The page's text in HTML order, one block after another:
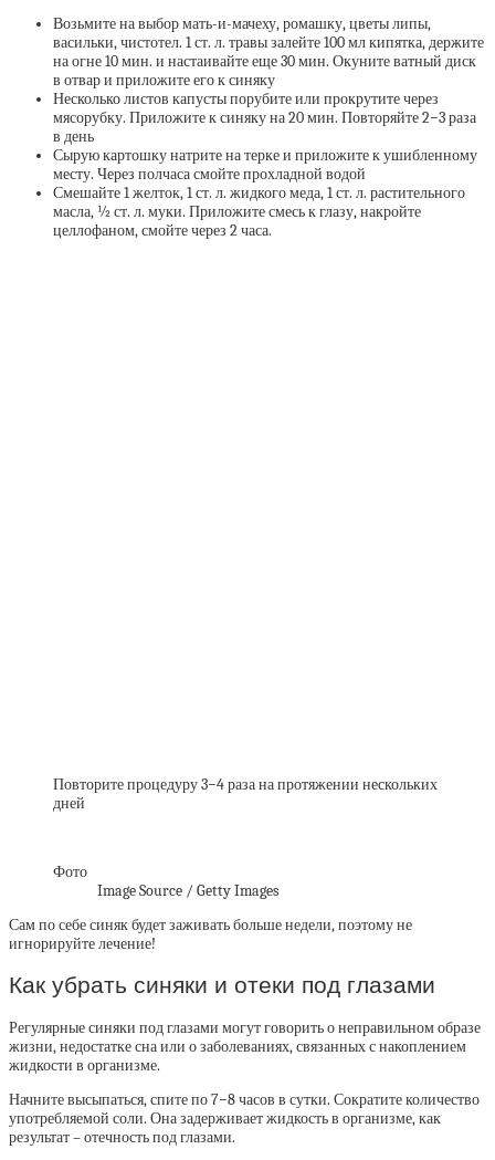
Возьмите на выбор мать-и-мачеху, ромашку, цветы липы,
васильки, чистотел. 1 ст. л. травы залейте 100 мл кипятка, держите
на огне 10 мин. и настаивайте еще 30 мин. Окуните ватный диск
в отвар и приложите его к синяку
Несколько листов капусты порубите или прокрутите через
мясорубку. Приложите к синяку на 20 мин. Повторяйте 2−3 раза
в день
Сырую картошку натрите на терке и приложите к ушибленному
месту. Через полчаса смойте прохладной водой
Смешайте 1 желток, 1 ст. л. жидкого меда, 1 ст. л. растительного
масла, ½ ст. л. муки. Приложите смесь к глазу, накройте
целлофаном, смойте через 2 часа.
Повторите процедуру 3−4 раза на протяжении нескольких
дней
Фото
Image Source / Getty Images
Сам по себе синяк будет заживать больше недели, поэтому не
игнорируйте лечение!
Как убрать синяки и отеки под глазами
Регулярные синяки под глазами могут говорить о неправильном образе
жизни, недостатке сна или о заболеваниях, связанных с накоплением
жидкости в организме.
Начните высыпаться, спите по 7−8 часов в сутки. Сократите количество
употребляемой соли. Она задерживает жидкость в организме, как
результат – отечность под глазами.